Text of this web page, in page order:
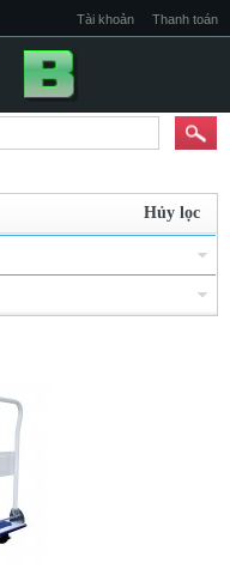
Tài khoản Thanh toán
Hủy lọc